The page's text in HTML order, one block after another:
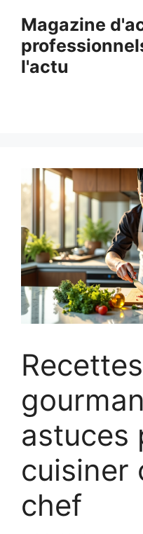
contenu
Magazine
l'actu
Recettes
astuces
cuisiner
chef